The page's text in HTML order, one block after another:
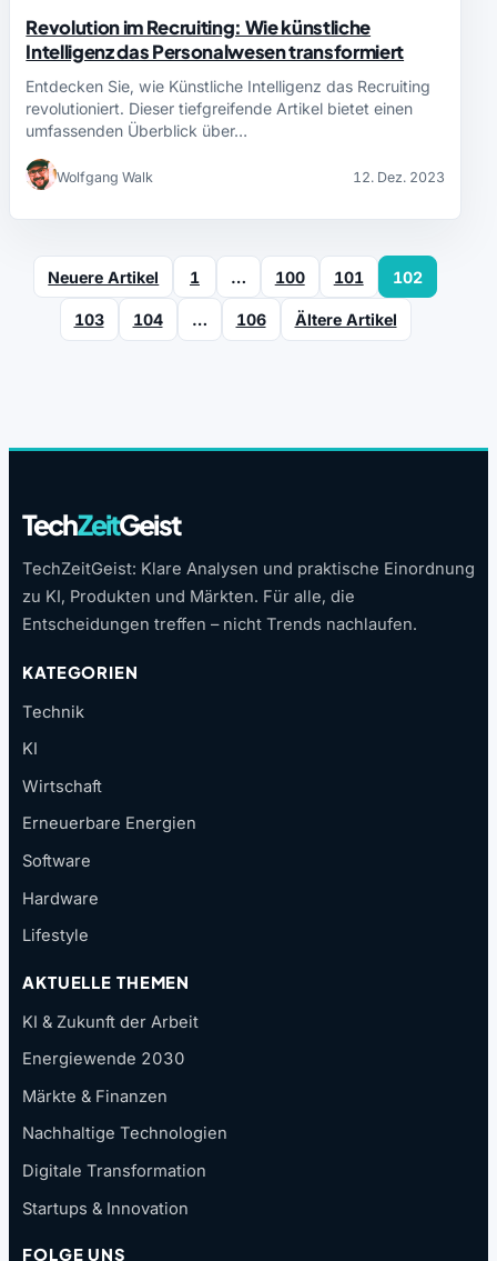
Revolution im Recruiting: Wie künstliche
Intelligenz das Personalwesen transformiert
Entdecken Sie, wie Künstliche Intelligenz das Recruiting
revolutioniert. Dieser tiefgreifende Artikel bietet einen
umfassenden Überblick über…
Wolfgang Walk 12. Dez. 2023
Neuere Artikel 1 … 100 101 102
103 104 … 106 Ältere Artikel
TechZeitGeist
TechZeitGeist: Klare Analysen und praktische Einordnung
zu KI, Produkten und Märkten. Für alle, die
Entscheidungen treffen – nicht Trends nachlaufen.
KATEGORIEN
Technik
KI
Wirtschaft
Erneuerbare Energien
Software
Hardware
Lifestyle
AKTUELLE THEMEN
KI & Zukunft der Arbeit
Energiewende 2030
Märkte & Finanzen
Nachhaltige Technologien
Digitale Transformation
Startups & Innovation
FOLGE UNS